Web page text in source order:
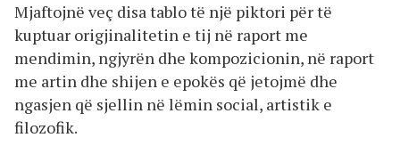
Mjaftojnë veç disa tablo të një piktori për të
kuptuar origjinalitetin e tij në raport me
mendimin, ngjyrën dhe kompozicionin, në raport
me artin dhe shijen e epokës që jetojmë dhe
ngasjen që sjellin në lëmin social, artistik e
filozofik.